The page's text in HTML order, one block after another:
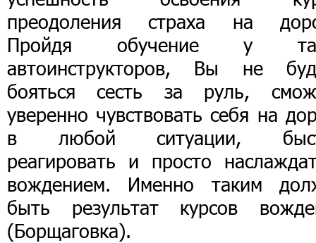
преодоления страха на
Пройдя обучение у
автоинструкторов, Вы не
бояться сесть за руль,
уверенно чувствовать себя на
в любой ситуации,
реагировать и просто
вождением. Именно таким
быть результат курсов
(Борщаговка).